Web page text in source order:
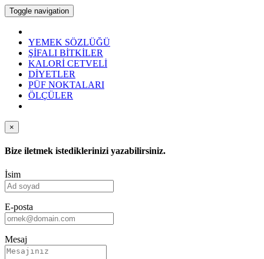
Toggle navigation
YEMEK SÖZLÜĞÜ
ŞİFALI BİTKİLER
KALORİ CETVELİ
DİYETLER
PÜF NOKTALARI
ÖLÇÜLER
×
Bize iletmek istediklerinizi yazabilirsiniz.
İsim
E-posta
Mesaj